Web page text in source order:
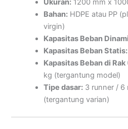
Ukuran: 1200 mm x
Bahan: HDPE atau PP
virgin)
Kapasitas Beban
Kapasitas Beban Statis:
Kapasitas Beban di
kg (tergantung model)
Tipe dasar: 3 runner / 6
(tergantung varian)